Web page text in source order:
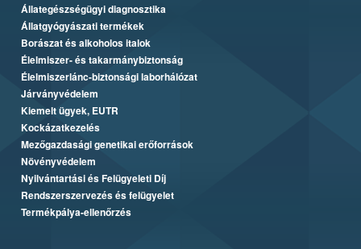
Állategészségügyi diagnosztika
Állatgyógyászati termékek
Borászat és alkoholos italok
Élelmiszer- és takarmánybiztonság
Élelmiszerlánc-biztonsági laborhálózat
Járványvédelem
Kiemelt ügyek, EUTR
Kockázatkezelés
Mezőgazdasági genetikai erőforrások
Növényvédelem
Nyilvántartási és Felügyeleti Díj
Rendszerszervezés és felügyelet
Termékpálya-ellenőrzés